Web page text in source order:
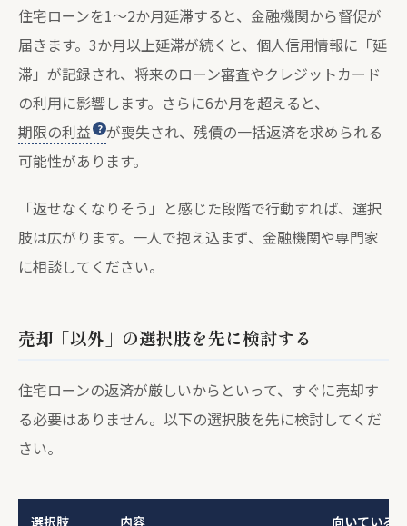
住宅ローンを1〜2か月延滞すると、金融機関から督促が
届きます。3か月以上延滞が続くと、個人信用情報に「延
滞」が記録され、将来のローン審査やクレジットカード
の利用に影響します。さらに6か月を超えると、
期限の利益
が喪失され、残債の一括返済を求められる
可能性があります。
「返せなくなりそう」と感じた段階で行動すれば、選択
肢は広がります。一人で抱え込まず、金融機関や専門家
に相談してください。
売却「以外」の選択肢を先に検討する
住宅ローンの返済が厳しいからといって、すぐに売却す
る必要はありません。以下の選択肢を先に検討してくだ
さい。
選択肢 内容 向いている